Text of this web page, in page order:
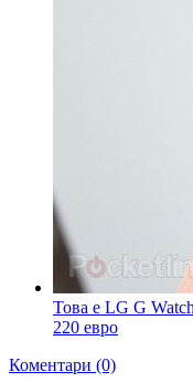
Това е LG G
220 евро
Коментари (0)